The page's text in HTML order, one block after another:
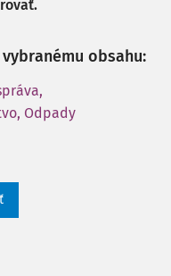
obsahu:
Odpady